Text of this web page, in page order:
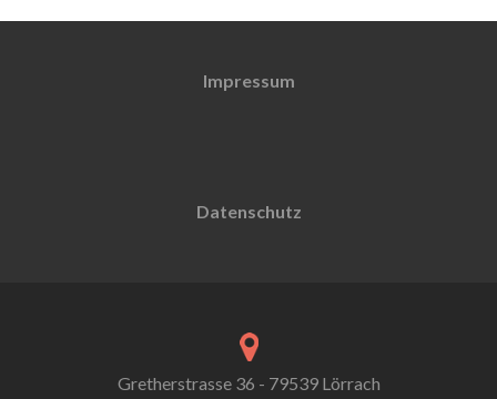
Impressum
Datenschutz
Gretherstrasse 36 - 79539 Lörrach